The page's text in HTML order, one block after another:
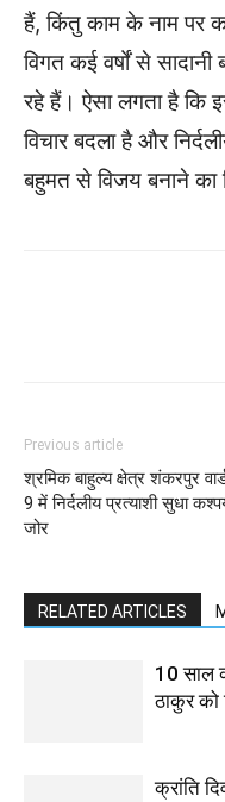
हैं, किंतु काम के नाम पर
विगत कई वर्षों से
रहे हैं। ऐसा लगता है कि
विचार बदला है और
बहुमत से विजय बनाने का
Previous article
श्रमिक बाहुल्य क्षेत्र शंकरपुर
9 में निर्दलीय प्रत्याशी सुधा
जोर
RELATED ARTICLES
10 साल
ठाकुर को
क्रांति